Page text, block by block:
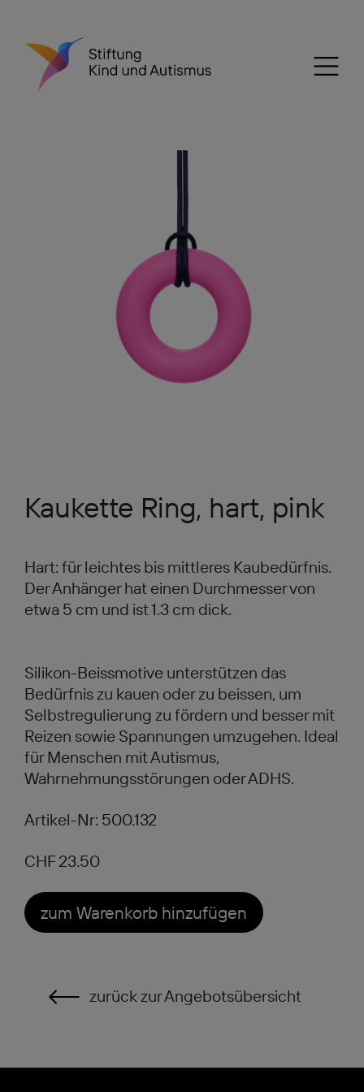
Kaukette Ring, hart, pink
Hart: für leichtes bis mittleres Kaubedürfnis.
Der Anhänger hat einen Durchmesser von
etwa 5 cm und ist 1.3 cm dick.
Silikon-Beissmotive unterstützen das
Bedürfnis zu kauen oder zu beissen, um
Selbstregulierung zu fördern und besser mit
Reizen sowie Spannungen umzugehen. Ideal
für Menschen mit Autismus,
Wahrnehmungsstörungen oder ADHS.
Artikel-Nr: 500.132
CHF 23.50
zum Warenkorb hinzufügen
zurück zur Angebotsübersicht